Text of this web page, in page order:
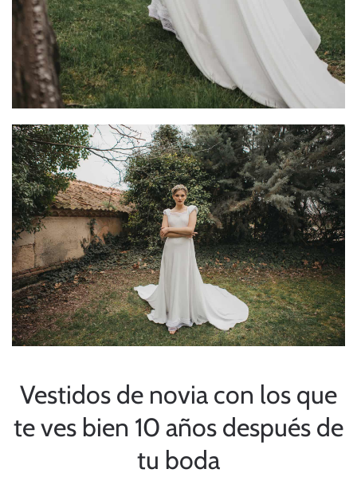
Vestidos de novia con los que
te ves bien 10 años después de
tu boda